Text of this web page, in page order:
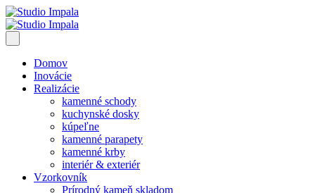
Domov
Inovácie
Realizácie
kamenné schody
kuchynské dosky
kúpeľne
kamenné parapety
kamenné krby
interiér & exteriér
Vzorkovník
Prírodný kameň skladom